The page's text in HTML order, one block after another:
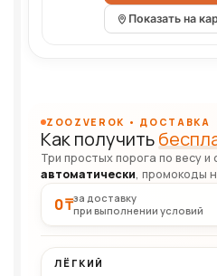
Показать на
ZOOZVEROK • ДОСТАВКА
Как получить
Три простых порога по весу
автоматически, промокоды
0 ₸за доставку
при выполнении условий
ЛЁГКИЙ